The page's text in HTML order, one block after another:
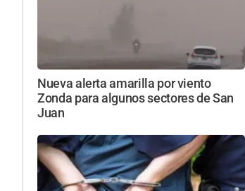
Nueva alerta amarilla por viento
Zonda para algunos sectores de San
Juan